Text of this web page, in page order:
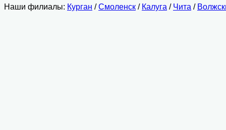
Наши филиалы: Курган /Смоленск / Калуга / Чита /